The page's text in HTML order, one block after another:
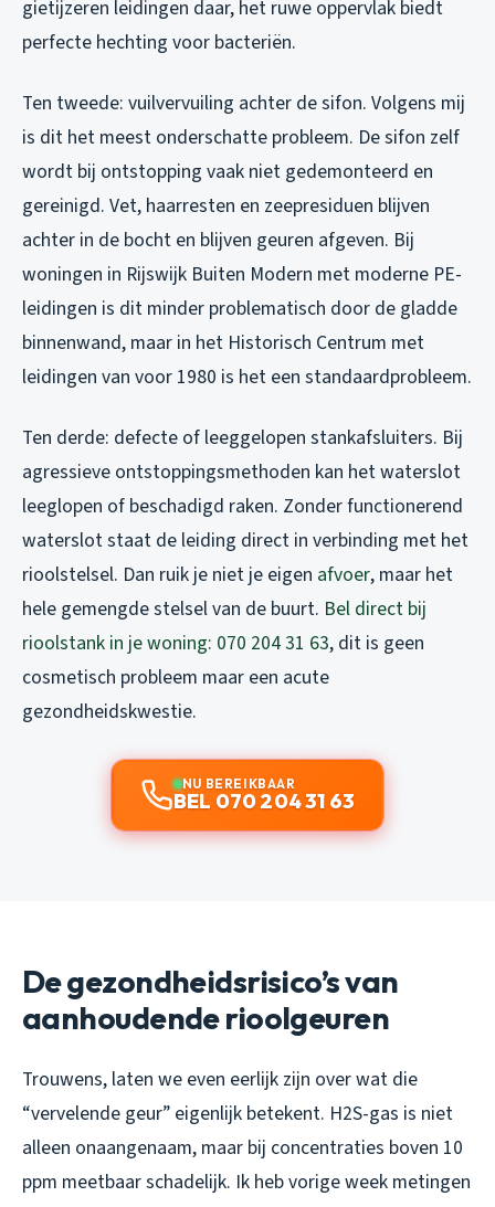
gietijzeren leidingen daar, het ruwe oppervlak biedt
perfecte hechting voor bacteriën.
Ten tweede: vuilvervuiling achter de sifon. Volgens mij
is dit het meest onderschatte probleem. De sifon zelf
wordt bij ontstopping vaak niet gedemonteerd en
gereinigd. Vet, haarresten en zeepresiduen blijven
achter in de bocht en blijven geuren afgeven. Bij
woningen in Rijswijk Buiten Modern met moderne PE-
leidingen is dit minder problematisch door de gladde
binnenwand, maar in het Historisch Centrum met
leidingen van voor 1980 is het een standaardprobleem.
Ten derde: defecte of leeggelopen stankafsluiters. Bij
agressieve ontstoppingsmethoden kan het waterslot
leeglopen of beschadigd raken. Zonder functionerend
waterslot staat de leiding direct in verbinding met het
rioolstelsel. Dan ruik je niet je eigen afvoer, maar het
hele gemengde stelsel van de buurt. Bel direct bij
rioolstank in je woning: 070 204 31 63, dit is geen
cosmetisch probleem maar een acute
gezondheidskwestie.
NU BEREIKBAAR
BEL 070 204 31 63
De gezondheidsrisico’s van
aanhoudende rioolgeuren
Trouwens, laten we even eerlijk zijn over wat die
“vervelende geur” eigenlijk betekent. H2S-gas is niet
alleen onaangenaam, maar bij concentraties boven 10
ppm meetbaar schadelijk. Ik heb vorige week metingen